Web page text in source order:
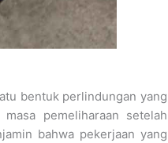
bentuk perlindungan yang
pemeliharaan setelah
bahwa pekerjaan yang